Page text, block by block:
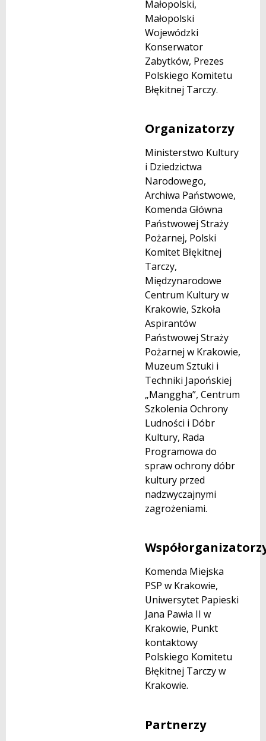
Małopolski,
Małopolski
Wojewódzki
Konserwator
Zabytków, Prezes
Polskiego Komitetu
Błękitnej Tarczy.
Organizatorzy
Ministerstwo Kultury
i Dziedzictwa
Narodowego,
Archiwa Państwowe,
Komenda Główna
Państwowej Straży
Pożarnej, Polski
Komitet Błękitnej
Tarczy,
Międzynarodowe
Centrum Kultury w
Krakowie, Szkoła
Aspirantów
Państwowej Straży
Pożarnej w Krakowie,
Muzeum Sztuki i
Techniki Japońskiej
„Manggha”, Centrum
Szkolenia Ochrony
Ludności i Dóbr
Kultury, Rada
Programowa do
spraw ochrony dóbr
kultury przed
nadzwyczajnymi
zagrożeniami.
Komenda Miejska
PSP w Krakowie,
Uniwersytet Papieski
Jana Pawła II w
Krakowie, Punkt
kontaktowy
Polskiego Komitetu
Błękitnej Tarczy w
Krakowie.
Partnerzy